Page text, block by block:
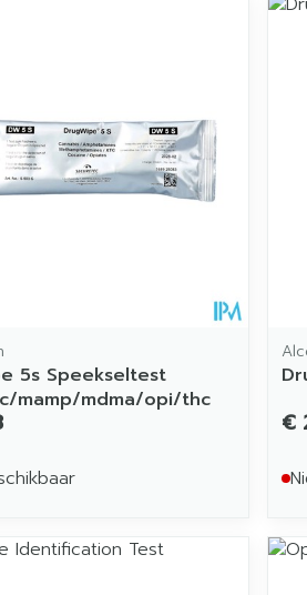
5s Speekseltest
mamp/mdma/opi/thc
€